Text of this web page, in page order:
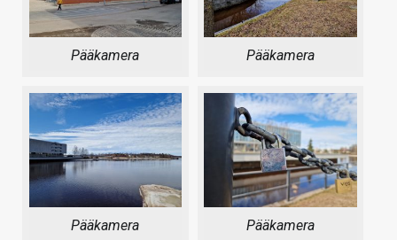
Pääkamera Pääkamera
Pääkamera Pääkamera